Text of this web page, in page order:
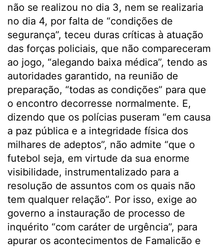
não se realizou no dia 3, nem se realizaria
no dia 4, por falta de “condições de
segurança”, teceu duras críticas à atuação
das forças policiais, que não compareceram
ao jogo, “alegando baixa médica”, tendo as
autoridades garantido, na reunião de
preparação, “todas as condições” para que
o encontro decorresse normalmente. E,
dizendo que os polícias puseram “em causa
a paz pública e a integridade física dos
milhares de adeptos”, não admite “que o
futebol seja, em virtude da sua enorme
visibilidade, instrumentalizado para a
resolução de assuntos com os quais não
tem qualquer relação”. Por isso, exige ao
governo a instauração de processo de
inquérito “com caráter de urgência”, para
apurar os acontecimentos de Famalicão e